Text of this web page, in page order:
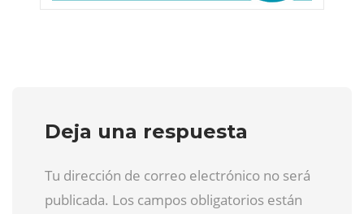
Deja una respuesta
Tu dirección de correo electrónico no será
publicada. Los campos obligatorios están